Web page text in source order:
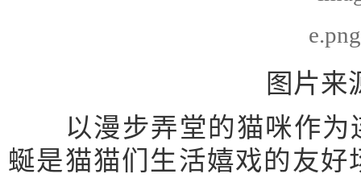
图片来
以漫步弄堂的猫咪作为
蜒是猫猫们生活嬉戏的友